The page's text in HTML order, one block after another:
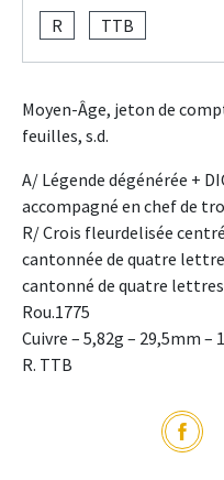
R
TTB
Moyen-Âge, jeton de
feuilles, s.d.
A/ Légende dégénérée +
accompagné en chef de
R/ Crois fleurdelisée
cantonnée de quatre
cantonné de quatre
Rou.1775
Cuivre – 5,82g – 29,5mm –
R. TTB